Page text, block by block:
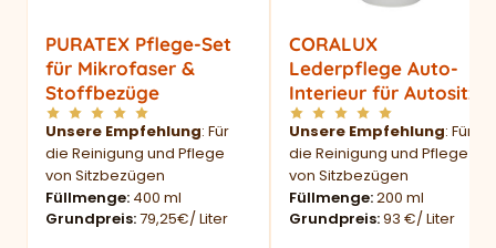
PURATEX Pflege-Set
für Mikrofaser &
Stoffbezüge
Unsere Empfehlung: Für
die Reinigung und Pflege
von Sitzbezügen
Füllmenge 400 ml
Grundpreis 79,25€/ Liter
CORALUX
Lederpflege Auto-
Interieur für Autositze
Unsere Empfehlung: Für
die Reinigung und Pflege
von Sitzbezügen
Füllmenge 200 ml
Grundpreis 93 €/ Liter